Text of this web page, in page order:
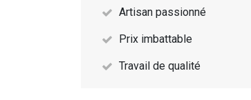
Artisan passionné
Prix imbattable
Travail de qualité